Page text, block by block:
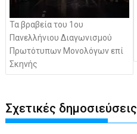
Τα βραβεία του 1ου
Πανελλήνιου Διαγωνισμού
Πρωτότυπων Μονολόγων επί
Σκηνής
Σχετικές δημοσιεύσεις